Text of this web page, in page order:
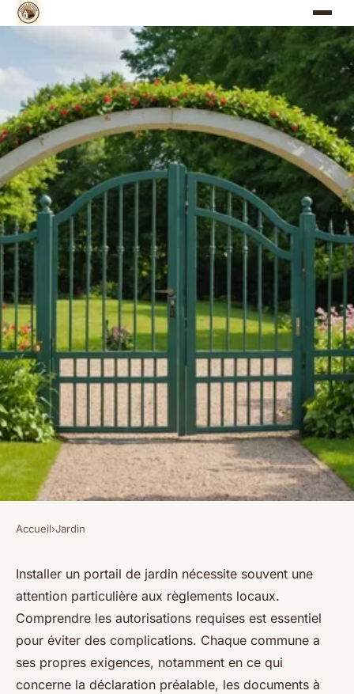
Quel permis pour installer un
portail de jardin ?
Benjamin•25 février 2025•3 min de lecture
Accueil›Jardin
Installer un portail de jardin nécessite souvent une
attention particulière aux règlements locaux.
Comprendre les autorisations requises est essentiel
pour éviter des complications. Chaque commune a
ses propres exigences, notamment en ce qui
concerne la déclaration préalable, les documents à